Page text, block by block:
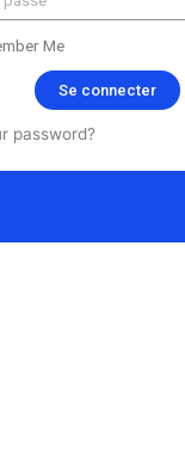
Me
Se connecter
password?